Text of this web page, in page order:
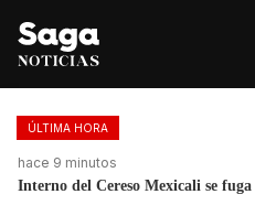
ÚLTIMA HORA
hace 9 minutos
Interno del Cereso Mexicali se fuga